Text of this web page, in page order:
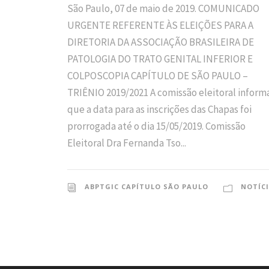
São Paulo, 07 de maio de 2019. COMUNICADO
URGENTE REFERENTE ÀS ELEIÇÕES PARA A
DIRETORIA DA ASSOCIAÇÃO BRASILEIRA DE
PATOLOGIA DO TRATO GENITAL INFERIOR E
COLPOSCOPIA CAPÍTULO DE SÃO PAULO –
TRIÊNIO 2019/2021 A comissão eleitoral
que a data para as inscrições das Chapas foi
prorrogada até o dia 15/05/2019. Comissão
Eleitoral Dra Fernanda Tso...
ABPTGIC CAPÍTULO SÃO PAULO